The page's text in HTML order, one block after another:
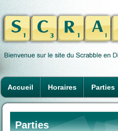
Accueil Horaires Parties
Parties